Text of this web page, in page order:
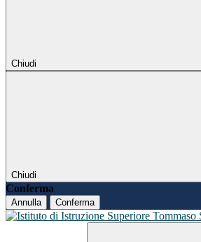
Chiudi
Chiudi
Conferma
Annulla Conferma